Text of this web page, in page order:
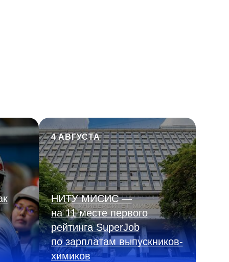
4 АВГУСТА
НИТУ МИСИС —
на 11 месте первого
рейтинга SuperJob
по зарплатам выпускников-
химиков